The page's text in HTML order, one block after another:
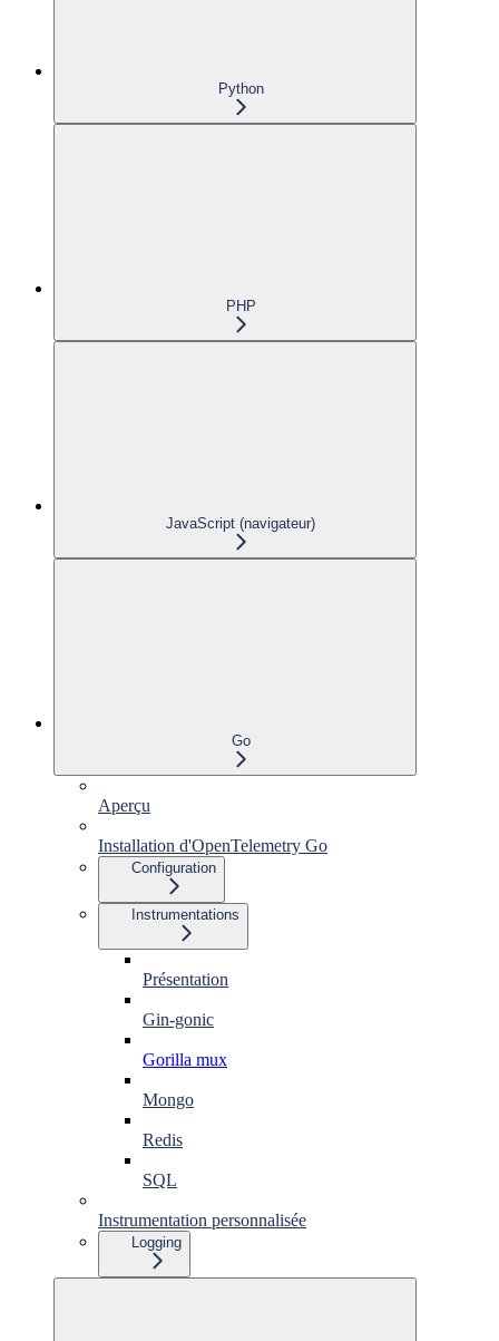
Python
PHP
JavaScript (navigateur)
Go
Aperçu
Installation d'OpenTelemetry Go
Configuration
Instrumentations
Présentation
Gin-gonic
Gorilla mux
Mongo
Redis
SQL
Instrumentation personnalisée
Logging